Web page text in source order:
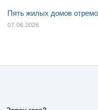
Пять жилых домов
07.08.2026